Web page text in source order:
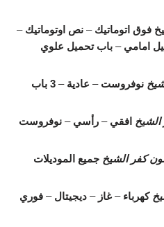
فوق اتوماتيك – نص اوتوماتيك –
امامي – باب تحميل علوي
نوفروست – عادية –3 باب
الشيخ افقي – رأسي – نوفروست
كفر الشيخ جميع الموديلات
كهرباء –غاز –ديجيتال –فوري